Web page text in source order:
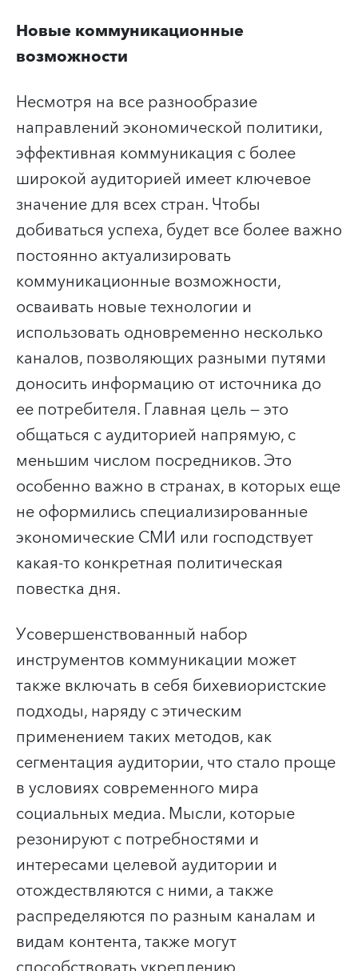
Новые коммуникационные
возможности
Несмотря на все разнообразие
направлений экономической политики,
эффективная коммуникация с более
широкой аудиторией имеет ключевое
значение для всех стран. Чтобы
добиваться успеха, будет все более важно
постоянно актуализировать
коммуникационные возможности,
осваивать новые технологии и
использовать одновременно несколько
каналов, позволяющих разными путями
доносить информацию от источника до
ее потребителя. Главная цель — это
общаться с аудиторией напрямую, с
меньшим числом посредников. Это
особенно важно в странах, в которых еще
не оформились специализированные
экономические СМИ или господствует
какая-то конкретная политическая
повестка дня.
Усовершенствованный набор
инструментов коммуникации может
также включать в себя бихевиористские
подходы, наряду с этическим
применением таких методов, как
сегментация аудитории, что стало проще
в условиях современного мира
социальных медиа. Мысли, которые
резонируют с потребностями и
интересами целевой аудитории и
отождествляются с ними, а также
распределяются по разным каналам и
видам контента, также могут